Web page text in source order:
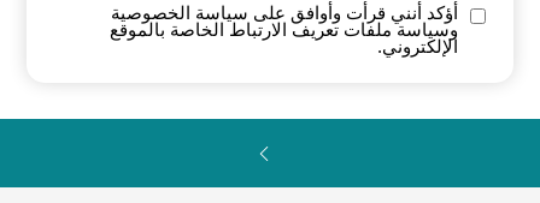
أؤكد أنني قرأت وأوافق على سياسة الخصوصية
وسياسة ملفات تعريف الارتباط الخاصة بالموقع
الإلكتروني.